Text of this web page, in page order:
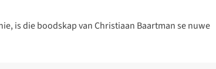
is die boodskap van Christiaan Baartman se nuwe